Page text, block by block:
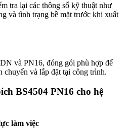
tra lại các thông số kỹ thuật như
và tình trạng bề mặt trước khi xuất
và PN16, đóng gói phù hợp để
chuyển và lắp đặt tại công trình.
BS4504 PN16 cho hệ
làm việc